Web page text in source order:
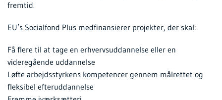
fremtid.
EU’s Socialfond Plus medfinansierer projekter, der skal:
Få flere til at tage en erhvervsuddannelse eller en
videregående uddannelse
Løfte arbejdsstyrkens kompetencer gennem målrettet og
fleksibel efteruddannelse